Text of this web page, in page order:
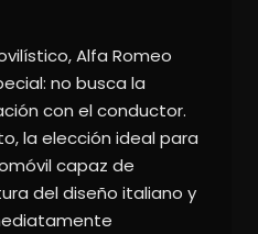
Alfa Romeo
no busca la
con el conductor.
la elección ideal para
capaz de
del diseño italiano y